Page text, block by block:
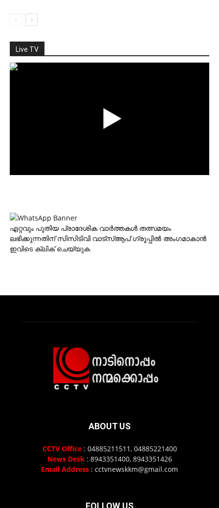
Live TV
എറ്റവും പുതിയ പ്രാദേശിക വാര്‍ത്തകള്‍ തത്സമയം
ലഭിക്കുന്നതിന് സിസിടിവി വാട്‌സ്ആപ് ഗ്രൂപ്പില്‍ അംഗമാകാന്‍
ഇവിടെ ക്ലിക് ചെയ്യുക
ABOUT US
CCTV Office: 04885211511, 04885221400
News Desk: 8943351400, 8943351426
Email Address : cctvnewskkm@gmail.com
FOLLOW US